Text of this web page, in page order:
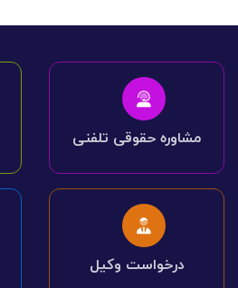
مشاوره حقوقی تلفنی
درخواست وکیل